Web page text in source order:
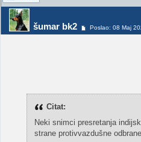
šumar bk2 Poslao: 08 Maj
Citat:
Neki snimci presretanja
strane protivvazdušne